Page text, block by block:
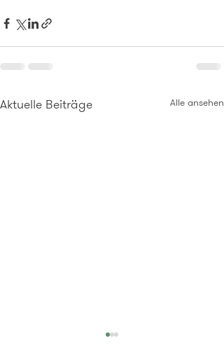
Aktuelle Beiträge Alle ansehen